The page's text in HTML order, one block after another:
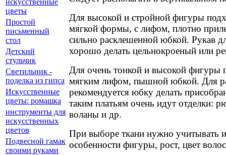
Для высокой и стройной фигуры
мягкой формы, с лифом, плотно
сильно расклешенной юбкой. Рукав
хорошо делать цельнокроеный или
Для очень тонкой и высокой фигуры
мягким лифом, пышной юбкой. Для
рекомендуется юбку делать
таким платьям очень идут отделки:
воланы и др.
При выборе ткани нужно учитывать
особенности фигуры, рост, цвет
искусственные
цветы
Простой
письменный
стол
Детский
стульчик
Светильник -
поделка из гипса
Искусственные
цветы: ромашка
инструменты для
искусственных
цветов
Подвесной гамак
своими руками